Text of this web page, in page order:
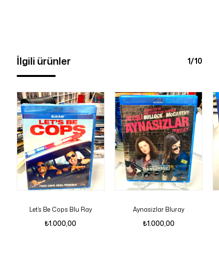
İlgili ürünler 1/10
Let’s Be Cops Blu Ray
₺1.000,00
Aynasizlar Bluray
₺1.000,00